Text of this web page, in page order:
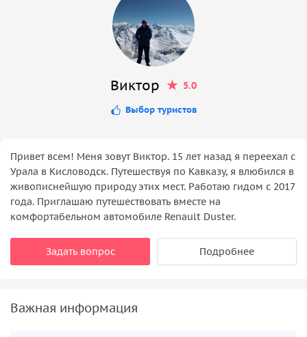
Виктор 5.0
Выбор туристов
Привет всем! Меня зовут Виктор. 15 лет назад я переехал с
Урала в Кисловодск. Путешествуя по Кавказу, я влюбился в
живописнейшую природу этих мест. Работаю гидом с 2017
года. Приглашаю путешествовать вместе на
комфортабельном автомобиле Renault Duster.
Задать вопрос Подробнее
Важная информация